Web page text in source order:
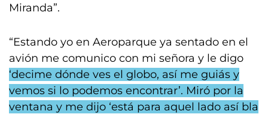
Miranda”.
“Estando yo en Aeroparque ya sentado en el
avión me comunico con mi señora y le digo
‘decime dónde ves el globo, así me guiás y
vemos si lo podemos encontrar’. Miró por la
ventana y me dijo ‘está para aquel lado así bla